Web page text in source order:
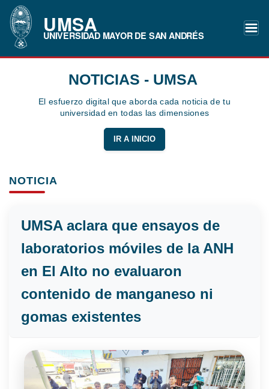
UMSA
UNIVERSIDAD MAYOR DE SAN ANDRÉS
NOTICIAS - UMSA
El esfuerzo digital que aborda cada noticia de tu
universidad en todas las dimensiones
IR A INICIO
NOTICIA
UMSA aclara que ensayos de
laboratorios móviles de la ANH
en El Alto no evaluaron
contenido de manganeso ni
gomas existentes